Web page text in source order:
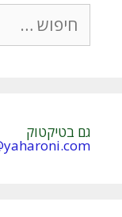
חיפוש:
גם בטיקטוק